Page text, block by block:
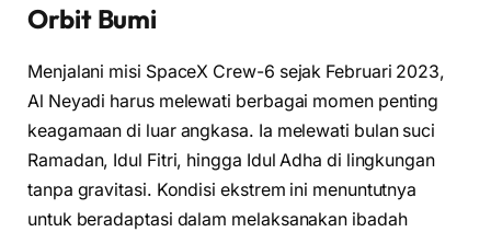
Orbit Bumi
Menjalani misi SpaceX Crew-6 sejak Februari 2023,
Al Neyadi harus melewati berbagai momen penting
keagamaan di luar angkasa. Ia melewati bulan suci
Ramadan, Idul Fitri, hingga Idul Adha di lingkungan
tanpa gravitasi. Kondisi ekstrem ini menuntutnya
untuk beradaptasi dalam melaksanakan ibadah